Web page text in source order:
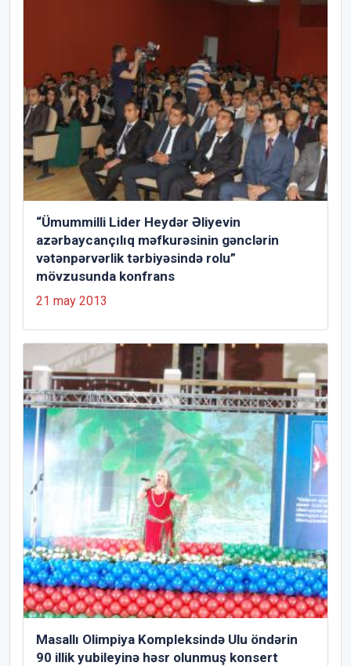
“Ümummilli Lider Heydər Əliyevin
azərbaycançılıq məfkurəsinin gənclərin
vətənpərvərlik tərbiyəsində rolu”
mövzusunda konfrans
21 may 2013
Masallı Olimpiya Kompleksində Ulu öndərin
90 illik yubileyinə həsr olunmuş konsert